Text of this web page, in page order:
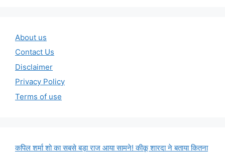
About us
Contact Us
Disclaimer
Privacy Policy
Terms of use
कपिल शर्मा शो का सबसे बड़ा राज आया सामने! कीकू शारदा ने बताया कितना